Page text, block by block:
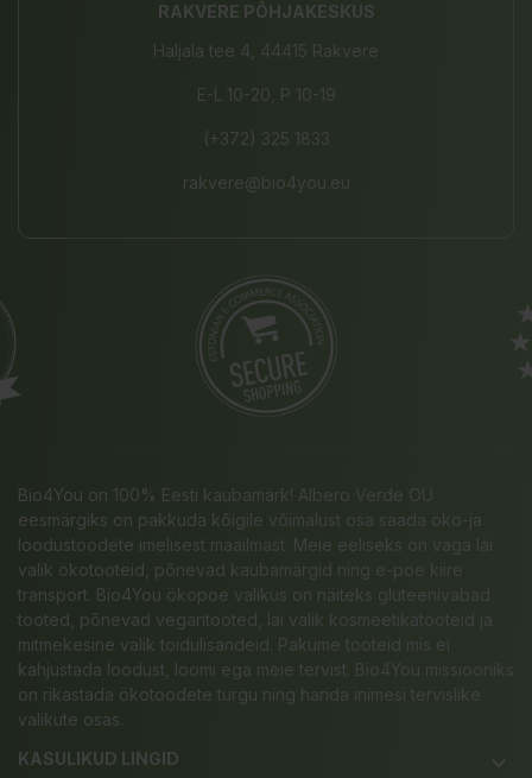
RAKVERE PÕHJAKESKUS
Haljala tee 4, 44415 Rakvere
E-L 10-20, P 10-19
(+372) 325 1833
rakvere@bio4you.eu
Bio4You on 100% Eesti kaubamärk! Albero Verde OÜ
eesmärgiks on pakkuda kõigile võimalust osa saada öko-ja
loodustoodete imelisest maailmast. Meie eeliseks on väga lai
valik ökotooteid, põnevad kaubamärgid ning e-poe kiire
transport. Bio4You ökopoe valikus on näiteks gluteenivabad
tooted, põnevad vegantooted, lai valik kosmeetikatooteid ja
mitmekesine valik toidulisandeid. Pakume tooteid mis ei
kahjustada loodust, loomi ega meie tervist. Bio4You missiooniks
on rikastada ökotoodete turgu ning harida inimesi tervislike
valikute osas.
KASULIKUD LINGID
keyboard_arrow_down